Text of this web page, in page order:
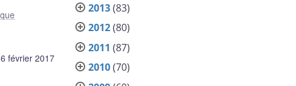
6 février 2017
2013(83)
2012(80)
2011 (87)
2010(70)